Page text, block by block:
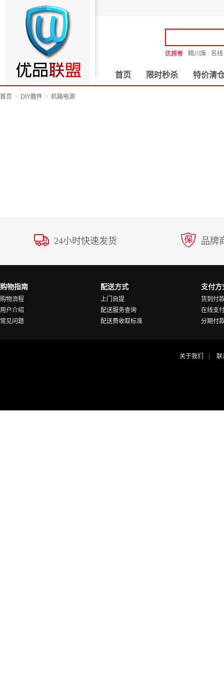
优越者 精川旗 名线
首页 限时秒杀 特价清
首页 DIY散件 机箱电源
24小时快速发货 品牌
购物指南
购物流程
用户介绍
常见问题
配送方式
上门自提
配送服务查询
配送费收取标准
支付方
货到付
在线支
分期付
关于我们 联